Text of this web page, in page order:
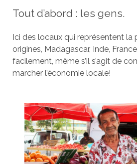
Tout d’abord : les gens.
Ici des locaux qui représentent la
origines, Madagascar, Inde,
facilement, même s’il s’agit de
marcher l’économie locale!